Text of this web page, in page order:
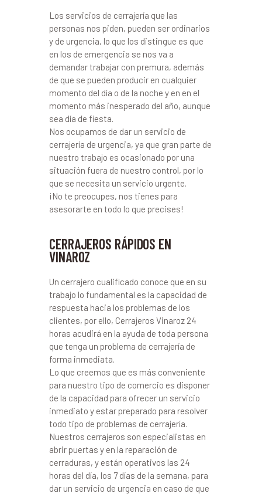
Los servicios de cerrajería que las
personas nos piden, pueden ser ordinarios
y de urgencia, lo que los distingue es que
en los de emergencia se nos va a
demandar trabajar con premura, además
de que se pueden producir en cualquier
momento del día o de la noche y en en el
momento más inesperado del año, aunque
sea día de fiesta.
Nos ocupamos de dar un servicio de
cerrajería de urgencia, ya que gran parte de
nuestro trabajo es ocasionado por una
situación fuera de nuestro control, por lo
que se necesita un servicio urgente.
¡No te preocupes, nos tienes para
asesorarte en todo lo que precises!
CERRAJEROS RÁPIDOS EN
VINAROZ
Un cerrajero cualificado conoce que en su
trabajo lo fundamental es la capacidad de
respuesta hacia los problemas de los
clientes, por ello, Cerrajeros Vinaroz 24
horas acudirá en la ayuda de toda persona
que tenga un problema de cerrajería de
forma inmediata.
Lo que creemos que es más conveniente
para nuestro tipo de comercio es disponer
de la capacidad para ofrecer un servicio
inmediato y estar preparado para resolver
todo tipo de problemas de cerrajería.
Nuestros cerrajeros son especialistas en
abrir puertas y en la reparación de
cerraduras, y están operativos las 24
horas del día, los 7 días de la semana, para
dar un servicio de urgencia en caso de que